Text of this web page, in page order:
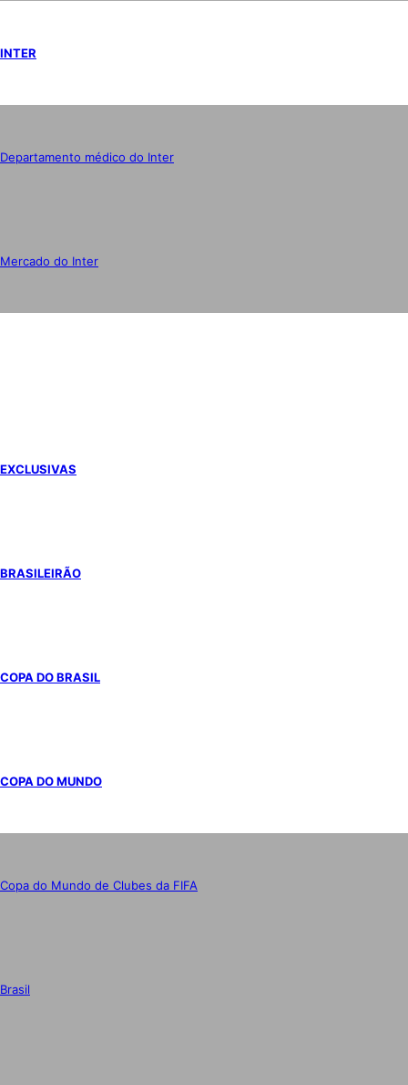
INTER
Departamento médico do Inter
Mercado do Inter
EXCLUSIVAS
BRASILEIRÃO
COPA DO BRASIL
COPA DO MUNDO
Copa do Mundo de Clubes da FIFA
Brasil